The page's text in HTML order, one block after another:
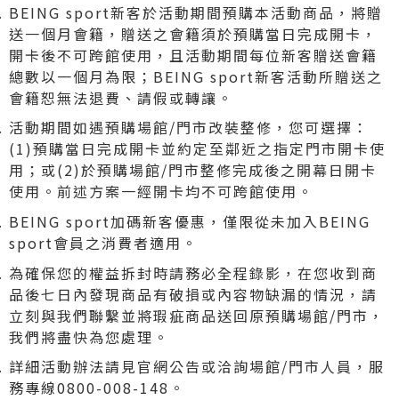
BEING sport新客於活動期間預購本活動商品，將贈
送一個月會籍，贈送之會籍須於預購當日完成開卡，
開卡後不可跨館使用，且活動期間每位新客贈送會籍
總數以一個月為限；BEING sport新客活動所贈送之
會籍恕無法退費、請假或轉讓。
活動期間如遇預購場館/門市改裝整修，您可選擇：
(1)預購當日完成開卡並約定至鄰近之指定門市開卡使
用；或(2)於預購場館/門市整修完成後之開幕日開卡
使用。前述方案一經開卡均不可跨館使用。
BEING sport加碼新客優惠，僅限從未加入BEING
sport會員之消費者適用。
為確保您的權益拆封時請務必全程錄影，在您收到商
品後七日內發現商品有破損或內容物缺漏的情況，請
立刻與我們聯繫並將瑕疵商品送回原預購場館/門市，
我們將盡快為您處理。
詳細活動辦法請見官網公告或洽詢場館/門市人員，服
務專線0800-008-148。